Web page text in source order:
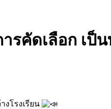
คัดเลือก เป็
งโรงเรียน